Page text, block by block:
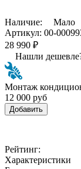
Наличие:
Мало
Артикул: 00-
28 990 ₽
Нашли
Монтаж
12 000 руб
Добавить
Рейтинг:
Характеристики